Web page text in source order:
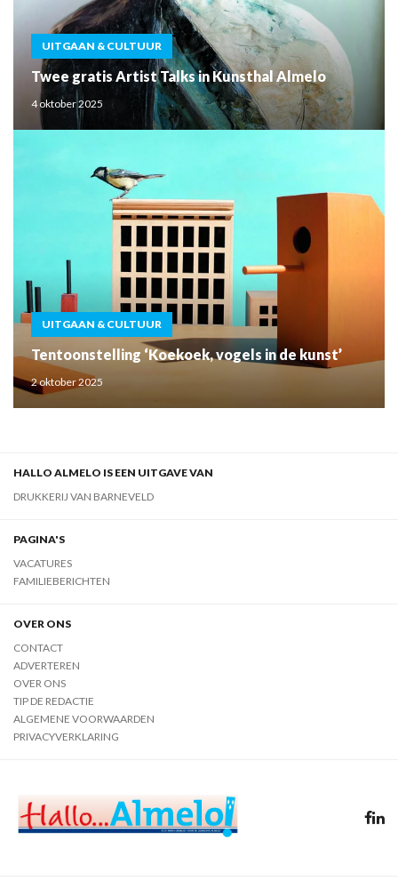
UITGAAN & CULTUUR
Twee gratis Artist Talks in Kunsthal Almelo
4 oktober 2025
UITGAAN & CULTUUR
Tentoonstelling ‘Koekoek, vogels in de kunst’
2 oktober 2025
HALLO ALMELO IS EEN UITGAVE VAN
DRUKKERIJ VAN BARNEVELD
PAGINA'S
VACATURES
FAMILIEBERICHTEN
OVER ONS
CONTACT
ADVERTEREN
OVER ONS
TIP DE REDACTIE
ALGEMENE VOORWAARDEN
PRIVACYVERKLARING